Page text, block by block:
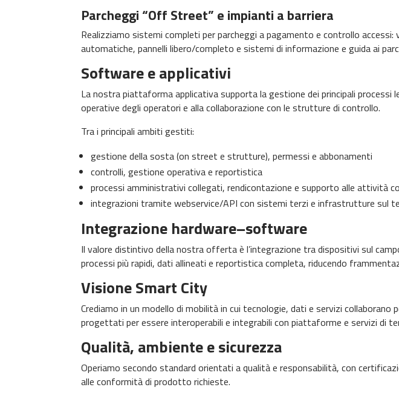
Parcheggi “Off Street” e impianti a barriera
Realizziamo sistemi completi per parcheggi a pagamento e controllo
automatiche, pannelli libero/completo e sistemi di informazione e guida ai
Software e applicativi
La nostra piattaforma applicativa supporta la gestione dei principali
operative degli operatori e alla collaborazione con le strutture di controllo.
Tra i principali ambiti gestiti:
gestione della sosta (on street e strutture), permessi e abbonamenti
controlli, gestione operativa e reportistica
processi amministrativi collegati, rendicontazione e supporto alle attività
integrazioni tramite webservice/API con sistemi terzi e infrastrutture sul
Integrazione hardware–software
Il valore distintivo della nostra offerta è l’integrazione tra dispositivi sul
processi più rapidi, dati allineati e reportistica completa, riducendo
Visione Smart City
Crediamo in un modello di mobilità in cui tecnologie, dati e servizi
progettati per essere interoperabili e integrabili con piattaforme e servizi di
Qualità, ambiente e sicurezza
Operiamo secondo standard orientati a qualità e responsabilità, con
alle conformità di prodotto richieste.